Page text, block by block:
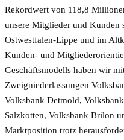
Rekordwert von 118,8
unsere Mitglieder und Kunden
Ostwestfalen-Lippe und im
Kunden- und
Geschäftsmodells haben wir
Zweigniederlassungen
Volksbank Detmold,
Salzkotten, Volksbank Brilon
Marktposition trotz